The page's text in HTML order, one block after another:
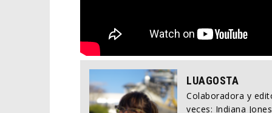
LUAGOSTA
Colaboradora y
veces: Indiana